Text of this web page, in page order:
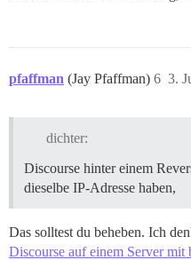
pfaffman (Jay Pfaffman) 3.
6
dichter:
Discourse hinter einem
dieselbe IP-Adresse haben,
Das solltest du beheben. Ich
Discourse auf einem Server mit